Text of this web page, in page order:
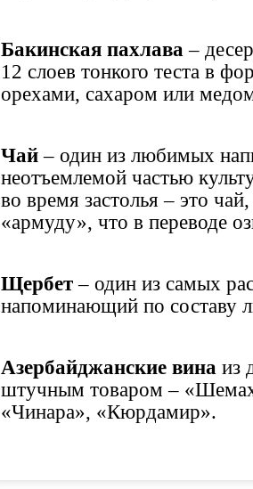
Бакинская пахлава –
12 слоев тонкого теста в
орехами, сахаром или
Чай – один из любимых
неотъемлемой частью
во время застолья – это
«армуду», что в переводе
Щербет – один из самых
напоминающий по составу
Азербайджанские вина из
штучным товаром –
«Чинара», «Кюрдамир».